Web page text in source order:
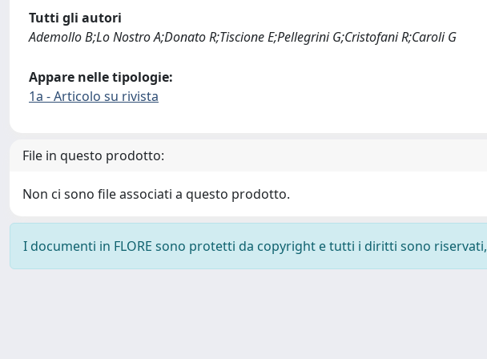
Tutti gli autori
Ademollo B;Lo Nostro A;Donato R;Tiscione E;Pellegrini G;Cristofani R;Caroli G
Appare nelle tipologie:
1a - Articolo su rivista
File in questo prodotto:
Non ci sono file associati a questo prodotto.
I documenti in FLORE sono protetti da copyright e tutti i diritti sono